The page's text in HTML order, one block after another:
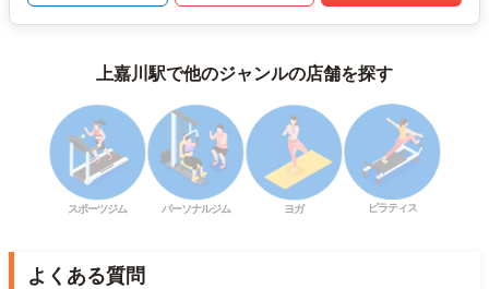
上嘉川駅で他のジャンルの店舗を探す
スポーツジム パーソナルジム ヨガ ピラティス
よくある質問